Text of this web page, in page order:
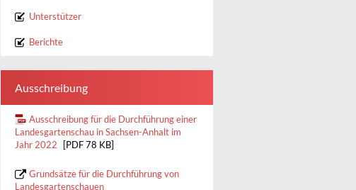
Unterstützer
Berichte
Ausschreibung
Ausschreibung für die Durchführung einer
Landesgartenschau in Sachsen-Anhalt im
Jahr 2022
[PDF 78 KB]
Grundsätze für die Durchführung von
Landesgartenschauen